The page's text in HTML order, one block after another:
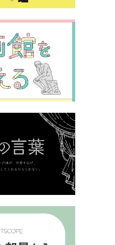
【2022年】Amazonプライム・ビデ
今日の一本を迷ったらこれ
May 3, 2022
楽しむ